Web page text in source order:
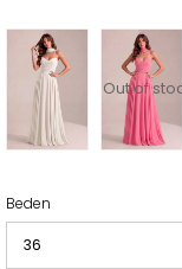
Out of
Beden